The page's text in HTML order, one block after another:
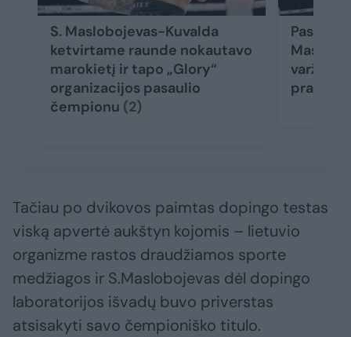
S. Maslobojevas-Kuvalda
ketvirtame raunde nokautavo
marokietį ir tapo „Glory“
organizacijos pasaulio
čempionu (2)
Tačiau po dvikovos paimtas dopingo testas
viską apvertė aukštyn kojomis – lietuvio
organizme rastos draudžiamos sporte
medžiagos ir S.Maslobojevas dėl dopingo
laboratorijos išvadų buvo priverstas
atsisakyti savo čempioniško titulo.